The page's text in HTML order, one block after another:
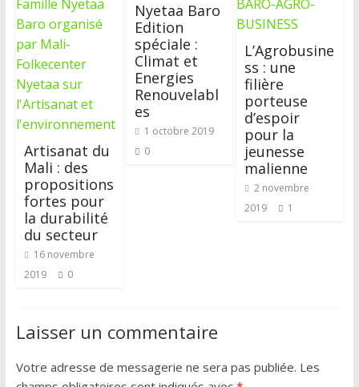
Artisanat du
Mali : des
propositions
fortes pour
la durabilité
du secteur
16 novembre
2019
0
Nyetaa Baro
Edition
spéciale :
Climat et
Energies
Renouvelabl
es
1 octobre 2019
0
L’Agrobusine
ss : une
filière
porteuse
d’espoir
pour la
jeunesse
malienne
2 novembre
2019
1
Laisser un commentaire
Votre adresse de messagerie ne sera pas publiée. Les